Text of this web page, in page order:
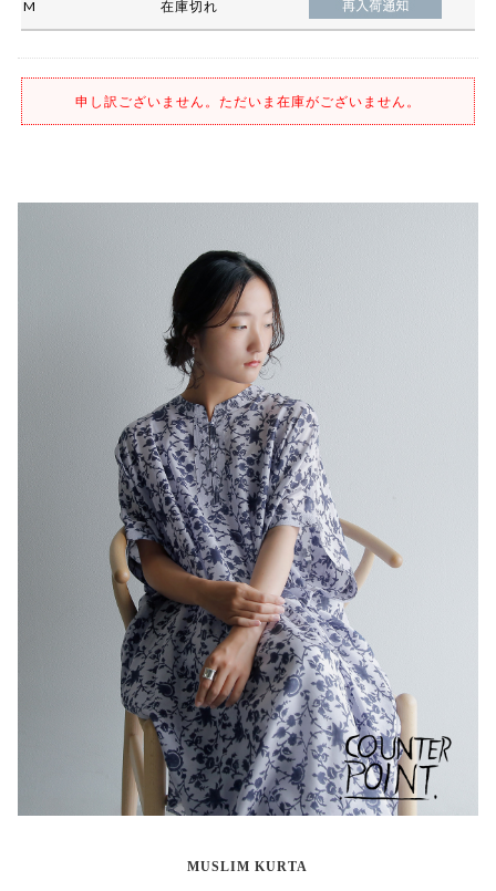
M 在庫切れ
申し訳ございません。ただいま在庫がございません。
MUSLIM KURTA